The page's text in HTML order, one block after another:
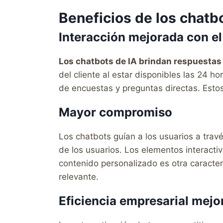
Beneficios de los
Interacción mejorada con
Los chatbots de IA brindan
del cliente al estar disponibles las 24
de encuestas y preguntas directas.
Mayor compromiso
Los chatbots guían a los usuarios a
de los usuarios. Los elementos
contenido personalizado es otra
relevante.
Eficiencia empresarial